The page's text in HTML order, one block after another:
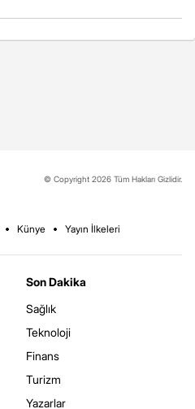
© Copyright 2026 Tüm Hakları Gizlidir.
Künye Yayın İlkeleri
Son Dakika
Sağlık
Teknoloji
Finans
Turizm
Yazarlar